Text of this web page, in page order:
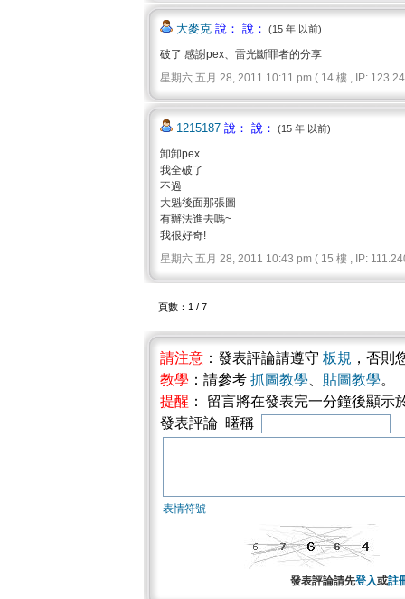
大麥克 說： 說： (15 年 以前)
破了 感謝pex、雷光斷罪者的分享
星期六 五月 28, 2011 10:11 pm ( 14 樓 , IP:
1215187 說： 說： (15 年 以前)
卸卸pex
我全破了
不過
大魁後面那張圖
有辦法進去嗎~
我很好奇!
星期六 五月 28, 2011 10:43 pm ( 15 樓 , IP:
頁數：1 / 7
請注意 ：發表評論請遵守 板規 ，否則
教學 ：請參考 抓圖教學 貼圖教學。
提醒 ： 留言將在發表完一分鐘後顯
發表評論 暱稱
表情符號
發表評論請先登入或註